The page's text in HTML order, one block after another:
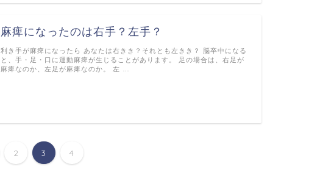
麻痺になったのは右手？左手？
利き手が麻痺になったら あなたは右きき？それとも左きき？ 脳卒中になる
と、手・足・口に運動麻痺が生じることがあります。 足の場合は、右足が
麻痺なのか、左足が麻痺なのか。 左 …
2 3 4